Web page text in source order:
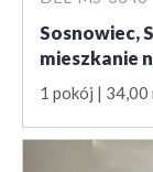
Sosnowiec,
mieszkanie
1 pokój 34,00